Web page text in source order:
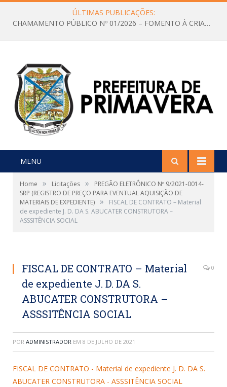
ÚLTIMAS PUBLICAÇÕES:
CHAMAMENTO PÚBLICO Nº 01/2026 – FOMENTO À CRIAÇÃO E A CIRCULAÇÃO DE PRODUÇÕES CULTURAIS – Aldir Blanc
MENU
Home » Licitações »
PREGÃO ELETRÔNICO Nº 9/2021-0014-
SRP (REGISTRO DE PREÇO PARA EVENTUAL AQUISIÇÃO DE
MATERIAIS DE EXPEDIENTE) »
FISCAL DE CONTRATO – Material
de expediente J. D. DA S. ABUCATER CONSTRUTORA –
ASSSITÊNCIA SOCIAL
FISCAL DE CONTRATO – Material
de expediente J. D. DA S.
ABUCATER CONSTRUTORA –
ASSSITÊNCIA SOCIAL
0
POR ADMINISTRADOR EM 8 DE JULHO DE 2021
FISCAL DE CONTRATO - Material de expediente J. D. DA S.
ABUCATER CONSTRUTORA - ASSSITÊNCIA SOCIAL